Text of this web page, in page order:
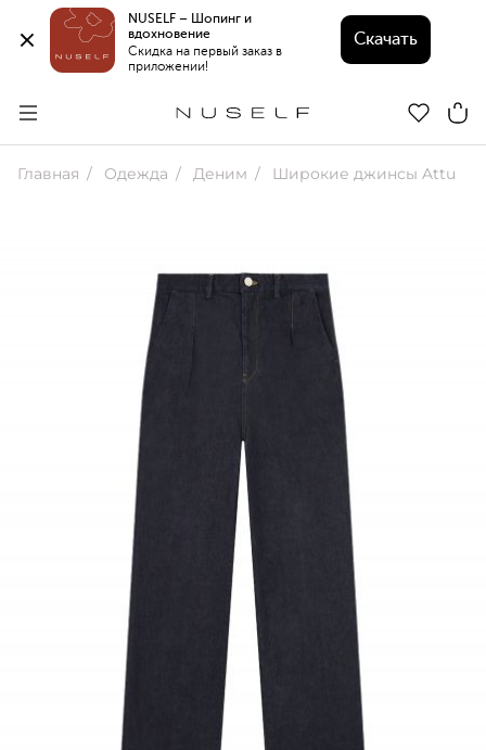
NUSELF – Шопинг и
вдохновение
Скидка на первый заказ в
приложении!
Скачать
Главная Одежда Деним Широкие джинсы Attu